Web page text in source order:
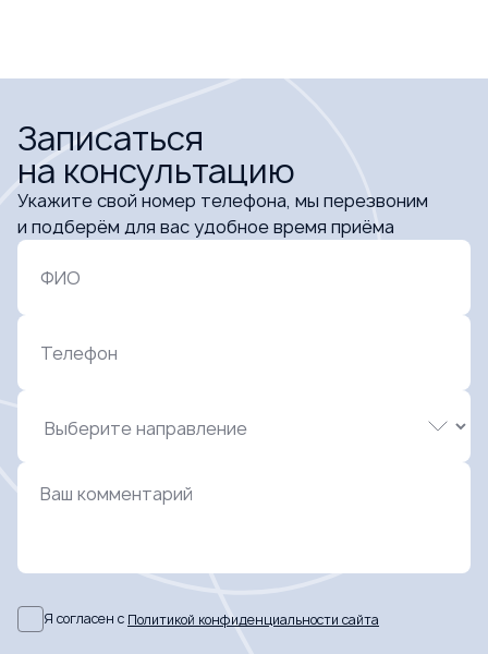
Записаться
на консультацию
Укажите свой номер телефона, мы перезвоним
и подберём для вас удобное время приёма
ФИО
Телефон
Ваш комментарий
Я согласен с Политикой конфиденциальности сайта